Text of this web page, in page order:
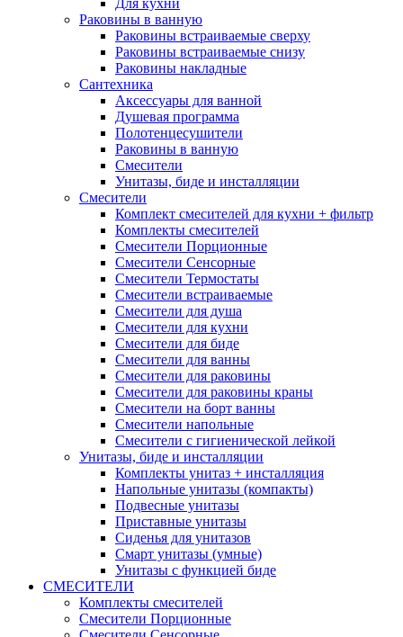
Для кухни
Раковины в ванную
Раковины встраиваемые сверху
Раковины встраиваемые снизу
Раковины накладные
Сантехника
Аксессуары для ванной
Душевая программа
Полотенцесушители
Раковины в ванную
Смесители
Унитазы, биде и инсталляции
Смесители
Комплект смесителей для кухни + фильтр
Комплекты смесителей
Смесители Порционные
Смесители Сенсорные
Смесители Термостаты
Смесители встраиваемые
Смесители для душа
Смесители для кухни
Смесители для биде
Смесители для ванны
Смесители для раковины
Смесители для раковины краны
Смесители на борт ванны
Смесители напольные
Смесители с гигиенической лейкой
Унитазы, биде и инсталляции
Комплекты унитаз + инсталляция
Напольные унитазы (компакты)
Подвесные унитазы
Приставные унитазы
Сиденья для унитазов
Смарт унитазы (умные)
Унитазы с функцией биде
СМЕСИТЕЛИ
Комплекты смесителей
Смесители Порционные